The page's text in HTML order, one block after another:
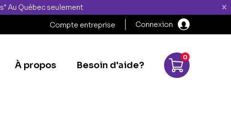
Au Québec seulement
Compte entreprise Connexion
À propos Besoin d'aide?
0